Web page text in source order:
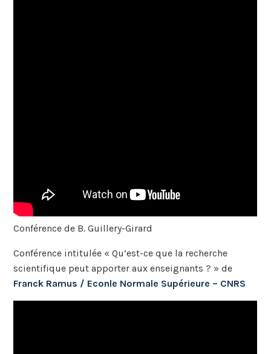
Conférence de B. Guillery-Girard
Conférence intitulée « Qu’est-ce que la recherche
scientifique peut apporter aux enseignants ? » de
Franck Ramus / Econle Normale Supérieure – CNRS